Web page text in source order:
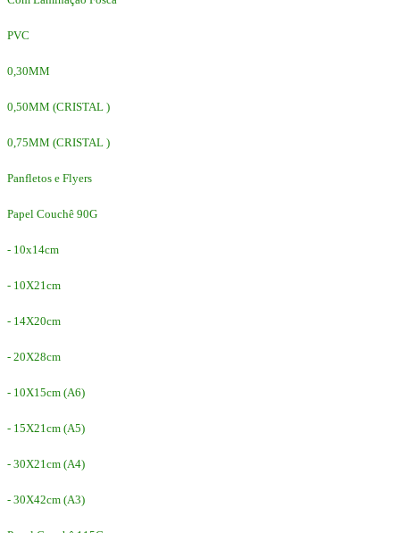
PVC
0,30MM
0,50MM (CRISTAL )
0,75MM (CRISTAL )
Panfletos e Flyers
Papel Couchê 90G
- 10x14cm
- 10X21cm
- 14X20cm
- 20X28cm
- 10X15cm (A6)
- 15X21cm (A5)
- 30X21cm (A4)
- 30X42cm (A3)